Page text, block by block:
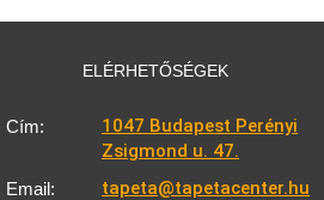
ELÉRHETŐSÉGEK
Cím:
1047 Budapest Perényi
Zsigmond u. 47.
Email: tapeta@tapetacenter.hu